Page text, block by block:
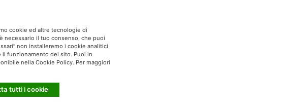
(TV)
cookie ed altre tecnologie di
necessario il tuo consenso, che puoi
non installeremo i cookie analitici
funzionamento del sito. Puoi in
nella Cookie Policy. Per maggiori
tutti i cookie